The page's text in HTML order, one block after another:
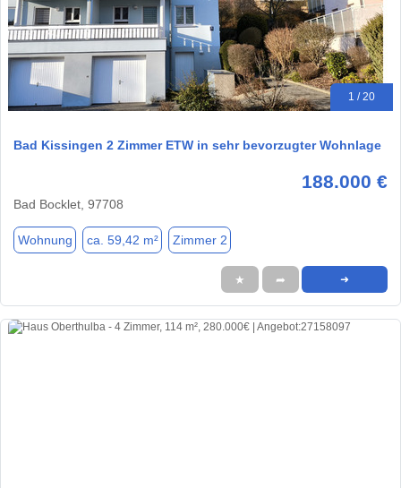
1 / 20
Bad Kissingen 2 Zimmer ETW in sehr bevorzugter Wohnlage
188.000 €
Bad Bocklet, 97708
Wohnung ca. 59,42 m² Zimmer 2
★ ➦ ➜